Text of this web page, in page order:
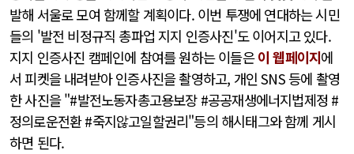
발해 서울로 모여 함께할 계획이다. 이번 투쟁에 연대하는 시민
들의 '발전 비정규직 총파업 지지 인증사진'도 이어지고 있다.
지지 인증사진 캠페인에 참여를 원하는 이들은이 웹페이지에
서 피켓을 내려받아 인증사진을 촬영하고, 개인 SNS 등에 촬영
한 사진을 "#발전노동자총고용보장 #공공재생에너지법제정 #
정의로운전환 #죽지않고일할권리"등의 해시태그와 함께 게시
하면 된다.